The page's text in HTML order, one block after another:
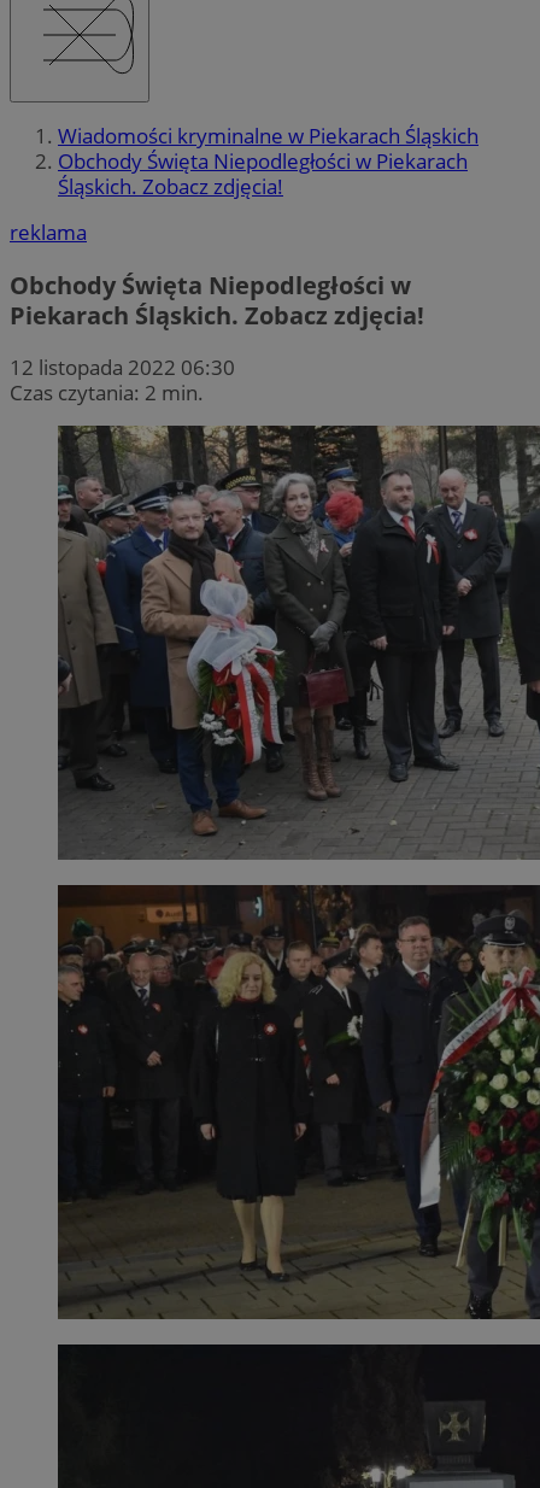
Wiadomości kryminalne w Piekarach Śląskich
Obchody Święta Niepodległości w Piekarach
Śląskich. Zobacz zdjęcia!
reklama
Obchody Święta Niepodległości w
Piekarach Śląskich. Zobacz zdjęcia!
12 listopada 2022 06:30
Czas czytania: 2 min.